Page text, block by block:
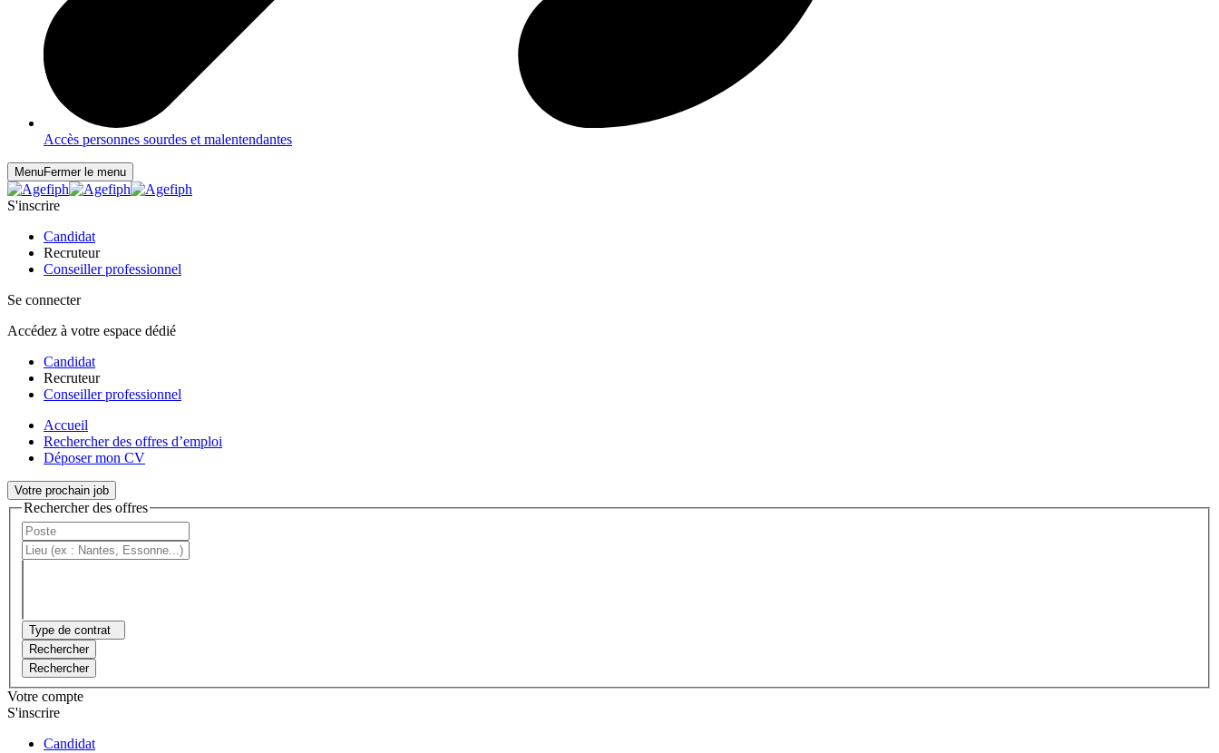
Accès personnes sourdes et malentendantes
MenuFermer le menu
S'inscrire
Candidat
Recruteur
Conseiller professionnel
Se connecter
Accédez à votre espace dédié
Candidat
Recruteur
Conseiller professionnel
Accueil
Rechercher des offres d’emploi
Déposer mon CV
Votre prochain job
Rechercher des offres
Type de contrat
Rechercher
Rechercher
Votre compte
S'inscrire
Candidat